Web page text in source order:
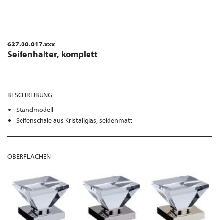
627.00.017.xxx
Seifenhalter, komplett
BESCHREIBUNG
Standmodell
Seifenschale aus Kristallglas, seidenmatt
OBERFLÄCHEN